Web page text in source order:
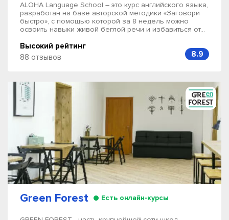
ALOHA Language School – это курс английского языка,
разработан на базе авторской методики «Заговори
быстро», с помощью которой за 8 недель можно
освоить навыки живой беглой речи и избавиться от...
Высокий рейтинг
88 отзывов
8.9
Green Forest Есть онлайн-курсы